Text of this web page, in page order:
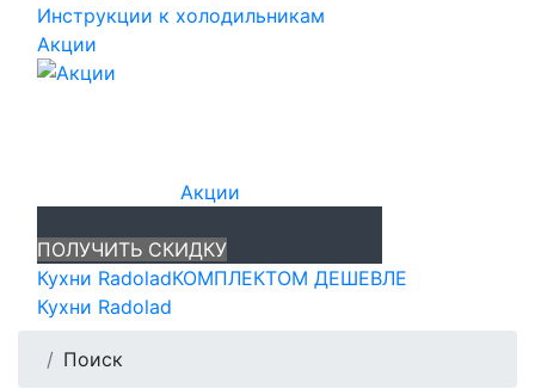
Инструкции к холодильникам
Акции
Акции
ПОЛУЧИТЬ СКИДКУ
Кухни Radolad
Кухни Radolad
КОМПЛЕКТОМ ДЕШЕВЛЕ
Поиск